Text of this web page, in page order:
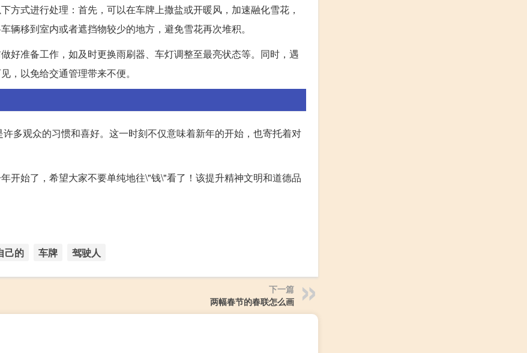
式进行处理：首先，可以在车牌上撒盐或开暖风，加速融化雪花，
移到室内或者遮挡物较少的地方，避免雪花再次堆积。
好准备工作，如及时更换雨刷器、车灯调整至最亮状态等。同时，遇
，以免给交通管理带来不便。
多观众的习惯和喜好。这一时刻不仅意味着新年的开始，也寄托着对
开始了，希望大家不要单纯地往\"钱\"看了！该提升精神文明和道德品
己的 车牌 驾驶人
下一篇
两幅春节的春联怎么画